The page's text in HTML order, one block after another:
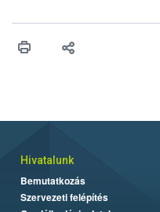
érésű szőlőkben is legyen
felhasználók számára is
Hivatalunk
Bemutatkozás
Szervezeti felépítés